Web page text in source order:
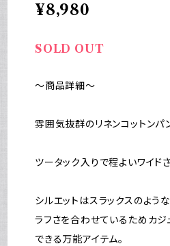
¥8,980
SOLD OUT
～商品詳細～
雰囲気抜群のリネンコットンパ
ツータック入りで程よいワイド
シルエットはスラックスのよう
ラフさを合わせているためカジ
できる万能アイテム。